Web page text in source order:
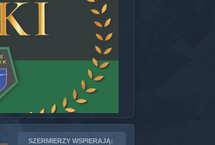
SZERMIERZY WSPIERAJĄ: